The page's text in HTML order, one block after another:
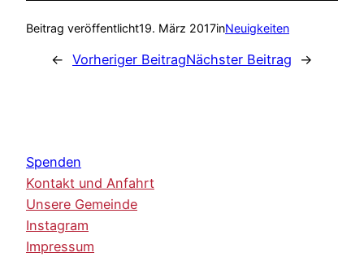
Beitrag veröffentlicht19. März 2017inNeuigkeiten
← Vorheriger BeitragNächster Beitrag →
Spenden
Kontakt und Anfahrt
Unsere Gemeinde
Instagram
Impressum